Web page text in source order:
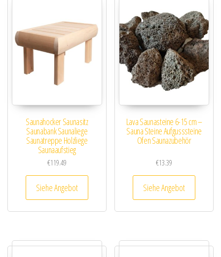
Saunahocker Saunasitz
Saunabank Saunaliege
Saunatreppe Holzliege
Saunaaufstieg
€119.49
Siehe Angebot
Lava Saunasteine 6-15 cm –
Sauna Steine Aufgusssteine
Ofen Saunazubehör
€13.39
Siehe Angebot